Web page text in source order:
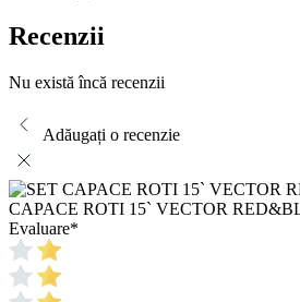
Recenzii
Nu există încă recenzii
Adăugați o recenzie
CAPACE ROTI 15` VECTOR
Evaluare*